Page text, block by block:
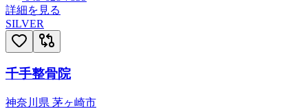
詳細を見る
SILVER
千手整骨院
神奈川県 茅ヶ崎市